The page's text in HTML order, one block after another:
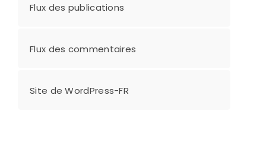
Flux des publications
Flux des commentaires
Site de WordPress-FR